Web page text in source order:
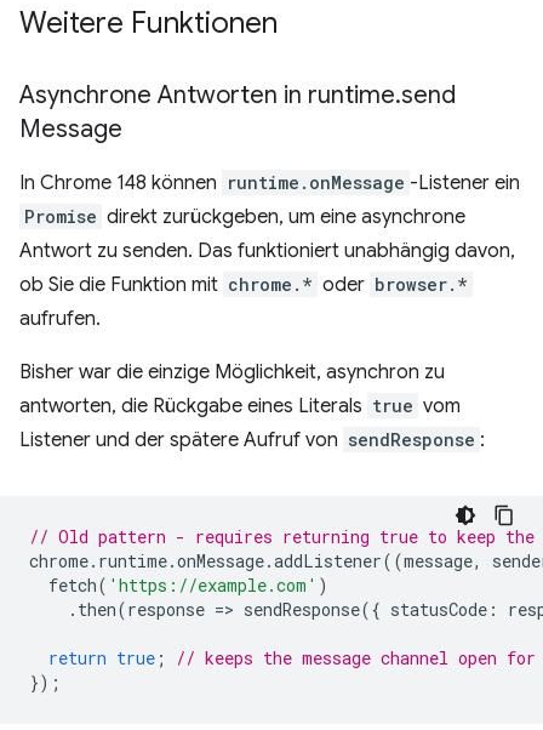
Weitere Funktionen
Asynchrone Antworten in runtime.send
Message
In Chrome 148 können runtime.onMessage -Listener ein
Promise direkt zurückgeben, um eine asynchrone
Antwort zu senden. Das funktioniert unabhängig davon,
ob Sie die Funktion mit chrome.* oder browser.*
aufrufen.
Bisher war die einzige Möglichkeit, asynchron zu
antworten, die Rückgabe eines Literals true vom
Listener und der spätere Aufruf von sendResponse :
// Old pattern - requires returning true to keep the
chrome. runtime.onMessage.addListener((message,
fetch( 'https://example.com' )
. then(response => sendResponse({ statusCode :
return true ;
// keeps the message channel open for
});